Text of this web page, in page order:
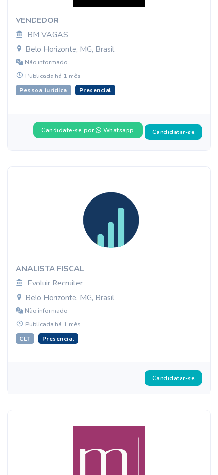
VENDEDOR
BM VAGAS
Belo Horizonte, MG, Brasil
Não informado
Publicada há 1 mês
Pessoa Jurídica Presencial
Candidate-se por Whatsapp Candidatar-se
ANALISTA FISCAL
Evoluir Recruiter
Belo Horizonte, MG, Brasil
Não informado
Publicada há 1 mês
CLT Presencial
Candidatar-se